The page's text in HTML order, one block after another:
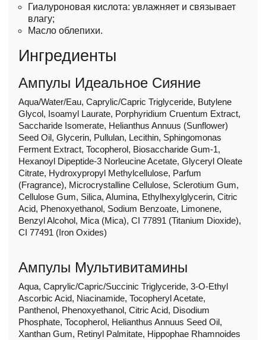
Гиалуроновая кислота: увлажняет и связывает
влагу;
Масло облепихи.
Ингредиенты
Ампулы Идеальное Сияние
Aqua/Water/Eau, Caprylic/Capric Triglyceride, Butylene
Glycol, Isoamyl Laurate, Porphyridium Cruentum Extract,
Saccharide Isomerate, Helianthus Annuus (Sunflower)
Seed Oil, Glycerin, Pullulan, Lecithin, Sphingomonas
Ferment Extract, Tocopherol, Biosaccharide Gum-1,
Hexanoyl Dipeptide-3 Norleucine Acetate, Glyceryl Oleate
Citrate, Hydroxypropyl Methylcellulose, Parfum
(Fragrance), Microcrystalline Cellulose, Sclerotium Gum,
Cellulose Gum, Silica, Alumina, Ethylhexylglycerin, Citric
Acid, Phenoxyethanol, Sodium Benzoate, Limonene,
Benzyl Alcohol, Mica (Mica), CI 77891 (Titanium Dioxide),
CI 77491 (Iron Oxides)
Ампулы Мультивитамины
Aqua, Caprylic/Capric/Succinic Triglyceride, 3-O-Ethyl
Ascorbic Acid, Niacinamide, Tocopheryl Acetate,
Panthenol, Phenoxyethanol, Citric Acid, Disodium
Phosphate, Tocopherol, Helianthus Annuus Seed Oil,
Xanthan Gum, Retinyl Palmitate, Hippophae Rhamnoides